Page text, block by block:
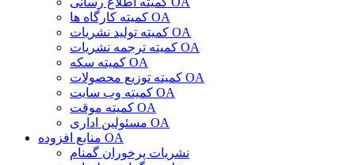
کمیته کارگاه ها OA
کمیته تولید نشریات OA
کمیته ترجمه نشریات OA
کمیته سکه OA
کمیته توزیع محصولات OA
کمیته وب سایت OA
کمیته موقت OA
مسئولین اداری OA
منابع افزوده OA
نشریات پرخوران گمنام